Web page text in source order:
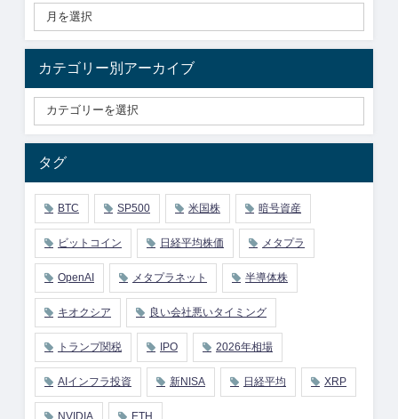
カテゴリー別アーカイブ
タグ
BTC SP500 米国株 暗号資産
ビットコイン 日経平均株価 メタプラ
OpenAI メタプラネット 半導体株
キオクシア 良い会社悪いタイミング
トランプ関税 IPO 2026年相場
AIインフラ投資 新NISA 日経平均 XRP
NVIDIA ETH